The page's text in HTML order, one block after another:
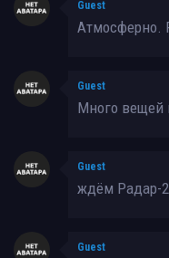
Guest
Атмосферно.
Guest
Много вещей
Guest
ждём Радар-2
Guest